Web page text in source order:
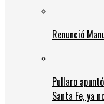
Renunció
Pullaro
Santa Fe, ya